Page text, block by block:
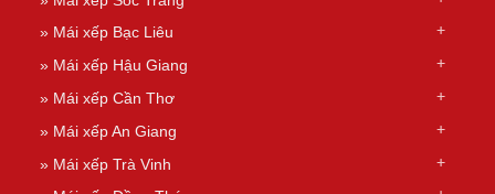
» Mái xếp Bạc Liêu
» Mái xếp Hậu Giang
» Mái xếp Cần Thơ
» Mái xếp An Giang
» Mái xếp Trà Vinh